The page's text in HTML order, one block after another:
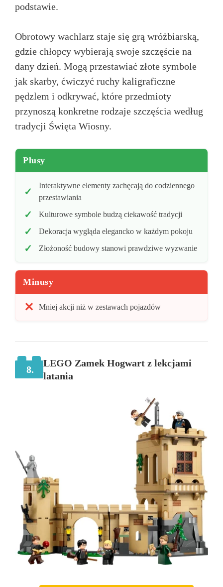
podstawie.
Obrotowy wachlarz staje się grą wróżbiarską,
gdzie chłopcy wybierają swoje szczęście na
dany dzień. Mogą przestawiać złote symbole
jak skarby, ćwiczyć ruchy kaligraficzne
pędzlem i odkrywać, które przedmioty
przynoszą konkretne rodzaje szczęścia według
tradycji Święta Wiosny.
Plusy
Interaktywne elementy zachęcają do codziennego
przestawiania
Kulturowe symbole budzą ciekawość tradycji
Dekoracja wygląda elegancko w każdym pokoju
Złożoność budowy stanowi prawdziwe wyzwanie
Minusy
Mniej akcji niż w zestawach pojazdów
8.
LEGO Zamek Hogwart z lekcjami
latania